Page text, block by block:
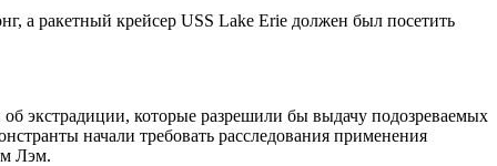
ракетный крейсер USS Lake Erie должен был посетить
экстрадиции, которые разрешили бы выдачу подозреваемых
начали требовать расследования применения
Лэм.